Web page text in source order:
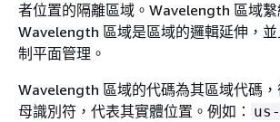
者位置的隔離區域。Wavelength 區域繫
Wavelength 區域是區域的邏輯延伸，
制平面管理。
Wavelength 區域的代碼為其區域代碼
母識別符，代表其實體位置。例如：